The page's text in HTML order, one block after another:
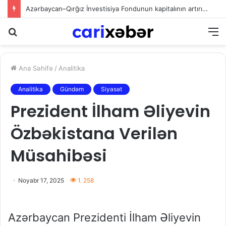
Azərbaycan–Qırğız İnvestisiya Fondunun kapitalının artırılması: iqtisadi əməkdaşlığın yeni inkişaf mərhələsi
Ana Səhifə / Analitika
Analitika Gündəm Siyasət
Prezident İlham Əliyevin
Özbəkistana Verilən
Müsahibəsi
Noyabr 17, 2025 1. 258
Azərbaycan Prezidenti İlham Əliyevin